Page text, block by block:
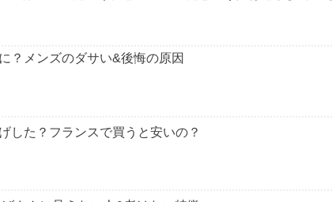
、メニューなどをご紹介します。